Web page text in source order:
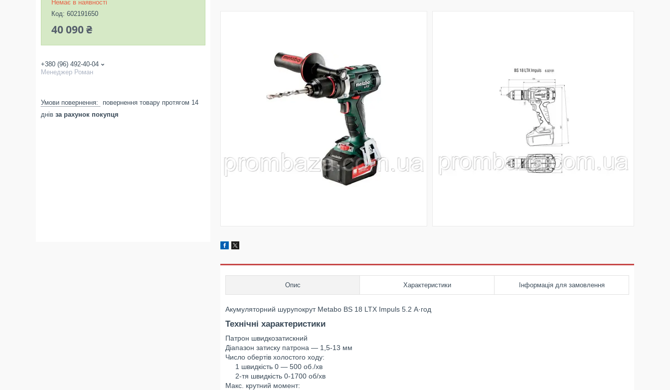
Опис Характеристики Інформація для замовлення
Акумуляторний шурупокрут Metabo BS 18 LTX Impuls 5.2 А·год
Технічні характеристики
Патрон швидкозатискний
Діапазон затиску патрона — 1,5-13 мм
Число обертів холостого ходу:
1 швидкість 0 — 500 об./хв
2-тя швидкість 0-1700 об/хв
Макс. крутний момент:
Немає в наявності
Код: 602191650
40 090 ₴
+380 (96) 492-40-04
Менеджер Роман
повернення товару протягом 14
днів за рахунок покупця